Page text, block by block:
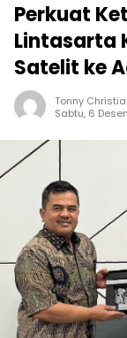
Perkuat
Lintasarta
Satelit ke
Tonny
Sabtu, 6